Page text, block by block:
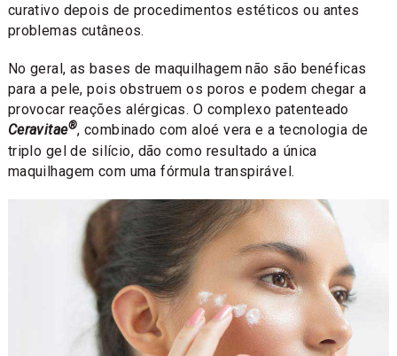
curativo depois de procedimentos estéticos ou antes
problemas cutâneos.
No geral, as bases de maquilhagem não são benéficas
para a pele, pois obstruem os poros e podem chegar a
provocar reações alérgicas. O complexo patenteado
Ceravitae®, combinado com aloé vera e a tecnologia de
triplo gel de silício, dão como resultado a única
maquilhagem com uma fórmula transpirável.